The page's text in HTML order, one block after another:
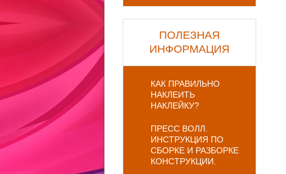
ПОЛЕЗНАЯ
ИНФОРМАЦИЯ
КАК ПРАВИЛЬНО
НАКЛЕИТЬ
НАКЛЕЙКУ?
ПРЕСС ВОЛЛ.
ИНСТРУКЦИЯ ПО
СБОРКЕ И РАЗБОРКЕ
КОНСТРУКЦИИ.